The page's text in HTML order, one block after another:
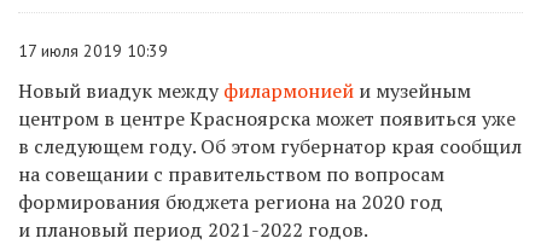
17 июля 2019 10:39
Новый виадук междуфилармонией и музейным
центром в центре Красноярска может появиться уже
в следующем году. Об этом губернатор края сообщил
на совещании с правительством по вопросам
формирования бюджета региона на 2020 год
и плановый период 2021-2022 годов.